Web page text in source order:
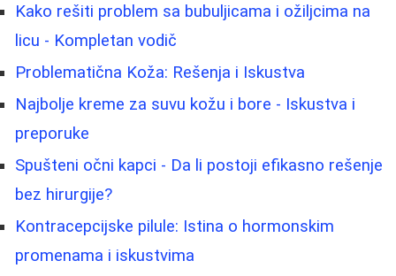
Kako rešiti problem sa bubuljicama i ožiljcima na
licu - Kompletan vodič
Problematična Koža: Rešenja i Iskustva
Najbolje kreme za suvu kožu i bore - Iskustva i
preporuke
Spušteni očni kapci - Da li postoji efikasno rešenje
bez hirurgije?
Kontracepcijske pilule: Istina o hormonskim
promenama i iskustvima